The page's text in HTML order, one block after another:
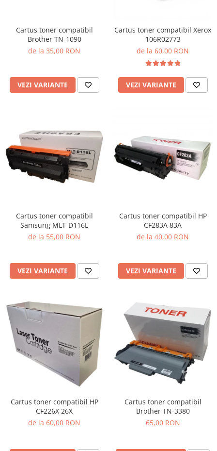
Cartus toner compatibil
Brother TN-1090
de la 35,00 RON
VEZI VARIANTE
Cartus toner compatibil Xerox
106R02773
de la 60,00 RON
VEZI VARIANTE
Cartus toner compatibil
Samsung MLT-D116L
de la 55,00 RON
VEZI VARIANTE
Cartus toner compatibil HP
CF283A 83A
de la 40,00 RON
VEZI VARIANTE
Cartus toner compatibil HP
CF226X 26X
de la 60,00 RON
Cartus toner compatibil
Brother TN-3380
65,00 RON